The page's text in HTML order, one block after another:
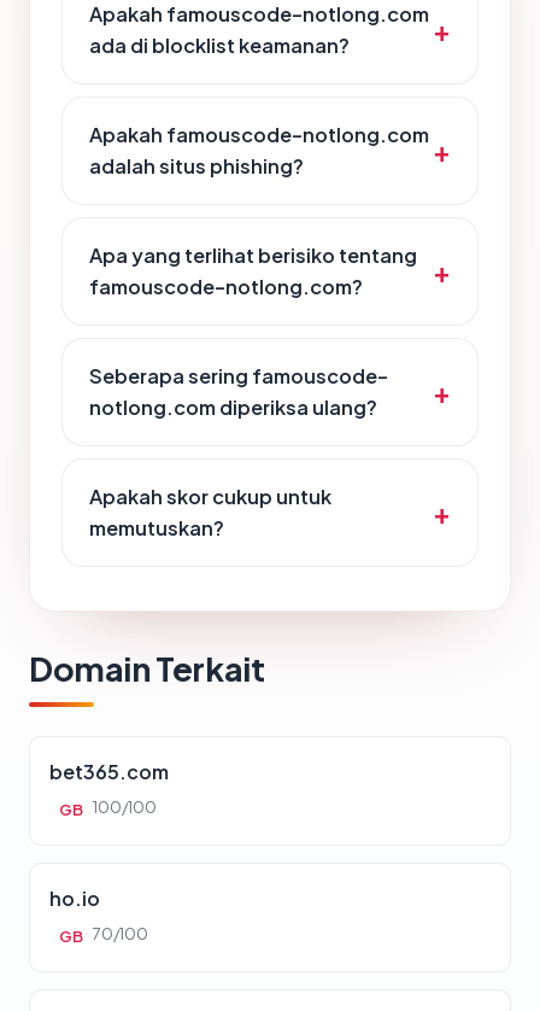
Apakah famouscode-notlong.com
ada di blocklist keamanan?
Apakah famouscode-notlong.com
adalah situs phishing?
Apa yang terlihat berisiko tentang
famouscode-notlong.com?
Seberapa sering famouscode-
notlong.com diperiksa ulang?
Apakah skor cukup untuk
memutuskan?
Domain Terkait
bet365.com
GB 100/100
ho.io
GB 70/100